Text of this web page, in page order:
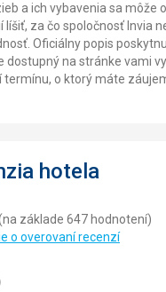
a ich vybavenia sa môže
líšiť, za čo spoločnosť Invia
Oficiálny popis
dostupný na stránke vami
termínu, o ktorý máte
hotela
základe 647 hodnotení)
o overovaní recenzí